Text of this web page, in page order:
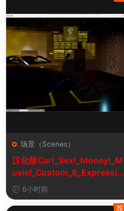
场景（Scenes）
汉化版Car!_Sex!_Money!_M
usic!_Custom_8_Expressio
n_V2_1&车！性！钱！音乐！
自定义表情
6小时前
荐